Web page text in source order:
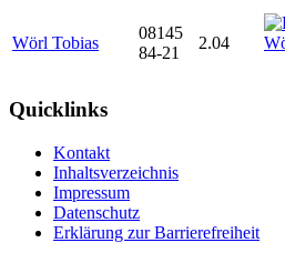
Wörl Tobias
08145
84-21
2.04
Quicklinks
Kontakt
Inhaltsverzeichnis
Impressum
Datenschutz
Erklärung zur Barrierefreiheit